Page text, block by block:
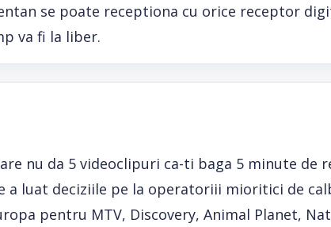
se poate receptiona cu orice receptor
va fi la liber.
nu da 5 videoclipuri ca-ti baga 5 minute de
a luat deciziile pe la operatoriii mioritici de
pentru MTV, Discovery, Animal Planet,